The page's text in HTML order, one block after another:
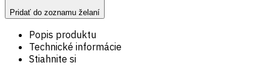
Pridať do zoznamu želaní
Popis produktu
Technické informácie
Stiahnite si